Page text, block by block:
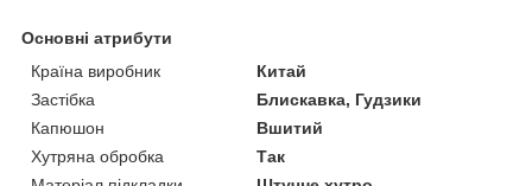
Основні атрибути
Країна виробник
Китай
Застібка
Блискавка, Гудзики
Капюшон
Вшитий
Хутряна обробка
Так